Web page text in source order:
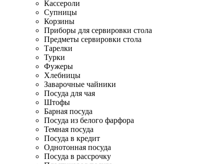
Кассероли
Супницы
Корзины
Приборы для сервировки стола
Предметы сервировки стола
Тарелки
Турки
Фужеры
Хлебницы
Заварочные чайники
Посуда для чая
Штофы
Барная посуда
Посуда из белого фарфора
Темная посуда
Посуда в кредит
Однотонная посуда
Посуда в рассрочку